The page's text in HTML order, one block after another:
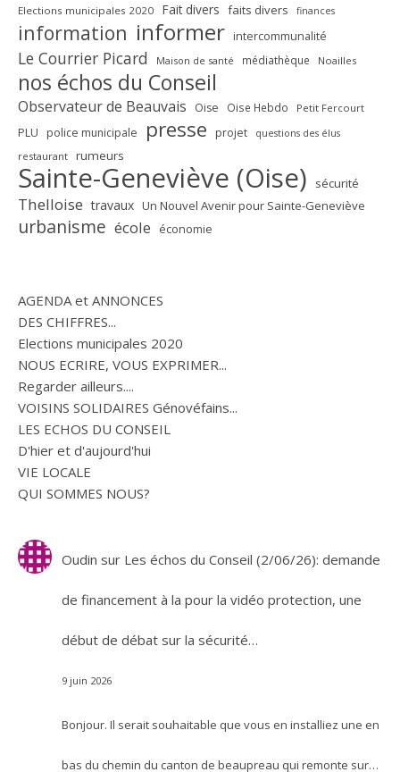
Elections municipales 2020 Fait divers faits divers finances
information informer intercommunalité
Le Courrier Picard Maison de santé médiathèque Noailles
nos échos du Conseil
Observateur de Beauvais Oise Oise Hebdo Petit Fercourt
PLU police municipale presse projet questions des élus
restaurant rumeurs
Sainte-Geneviève (Oise) sécurité
Thelloise travaux Un Nouvel Avenir pour Sainte-Geneviève
urbanisme école économie
AGENDA et ANNONCES
DES CHIFFRES...
Elections municipales 2020
NOUS ECRIRE, VOUS EXPRIMER...
Regarder ailleurs....
VOISINS SOLIDAIRES Génovéfains...
LES ECHOS DU CONSEIL
D'hier et d'aujourd'hui
VIE LOCALE
QUI SOMMES NOUS?
Oudin sur Les échos du Conseil (2/06/26): demande
de financement à la pour la vidéo protection, une
début de débat sur la sécurité…
9 juin 2026
Bonjour. Il serait souhaitable que vous en installiez une en
bas du chemin du canton de beaupreau qui remonte sur…